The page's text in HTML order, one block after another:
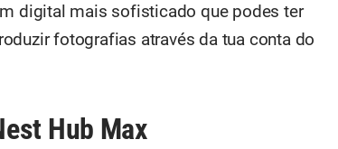
digital mais sofisticado que podes ter
fotografias através da tua conta do
Hub Max